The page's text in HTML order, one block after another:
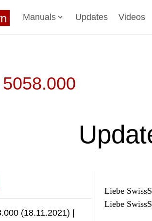
Manuals Updates Videos